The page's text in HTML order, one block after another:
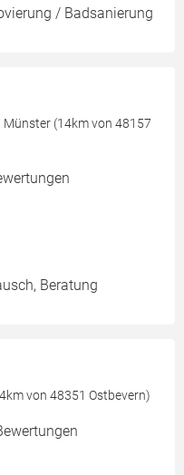
/ Badsanierung
(14km von 48157
Beratung
von 48351 Ostbevern)